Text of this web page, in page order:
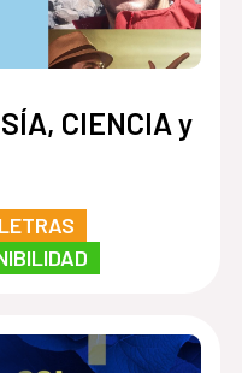
CIENCIA y
LETRAS